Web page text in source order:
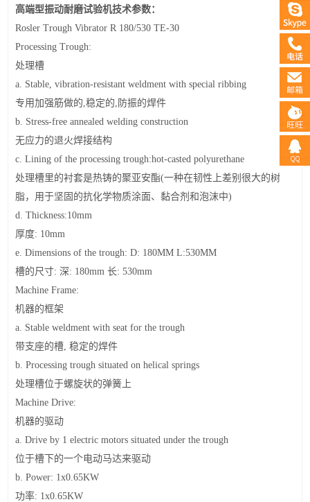
高端型振动耐磨试验机技术参数：
Rosler Trough Vibrator R 180/530 TE-30
Processing Trough:
处理槽
a. Stable, vibration-resistant weldment with special ribbing
专用加强筋做的,稳定的, 防振的焊件
b. Stress-free annealed welding construction
无应力的退火焊接结构
c. Lining of the processing trough:hot-casted polyurethane
处理槽里的衬套是热铸的聚亚安酯(一种在韧性上差别很大的树
脂，用于坚固的抗化学物质涂面、黏合剂和泡沫中)
d. Thickness:10mm
厚度: 10mm
e. Dimensions of the trough: D: 180MM L:530MM
槽的尺寸:深: 180mm长: 530mm
Machine Frame:
机器的框架
a. Stable weldment with seat for the trough
带支座的槽,稳定的焊件
b. Processing trough situated on helical springs
处理槽位于螺旋状的弹簧上
Machine Drive:
机器的驱动
a. Drive by 1 electric motors situated under the trough
位于槽下的一个电动马达来驱动
b. Power: 1x0.65KW
功率: 1x0.65KW